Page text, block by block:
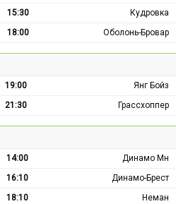
15:30
Кудровка
18:00 Оболонь-Бровар
19:00
Янг Бойз
21:30 Грассхоппер
14:00
Динамо Мн
16:10
Динамо-Брест
18:10 Неман